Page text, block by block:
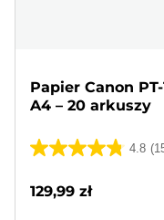
Papier Canon
A4 – 20 arkuszy
4.8
4.8
5
129,99 zł